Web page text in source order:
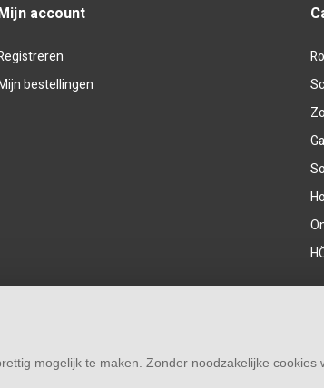
account
bestellingen
mogelijk te maken. Zonder noodzakelijke cookies